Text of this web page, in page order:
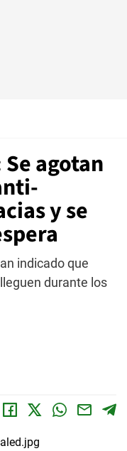
agotan
y se
indicado que
durante los